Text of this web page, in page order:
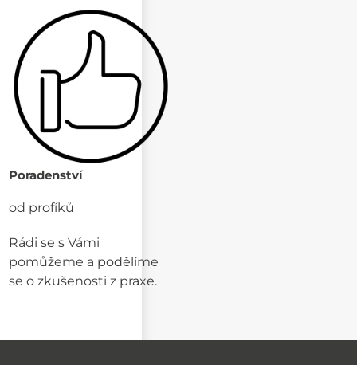
Poradenství
od profíků
Rádi se s Vámi
pomůžeme a podělíme
se o zkušenosti z praxe.